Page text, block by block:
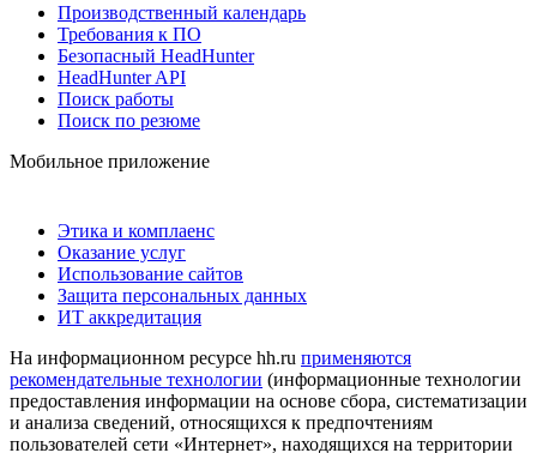
Производственный календарь
Требования к ПО
Безопасный HeadHunter
HeadHunter API
Поиск работы
Поиск по резюме
Мобильное приложение
Этика и комплаенс
Оказание услуг
Использование сайтов
Защита персональных данных
ИТ аккредитация
На информационном ресурсе hh.ru применяются
рекомендательные технологии (информационные технологии
предоставления информации на основе сбора, систематизации
и анализа сведений, относящихся к предпочтениям
пользователей сети «Интернет», находящихся на территории